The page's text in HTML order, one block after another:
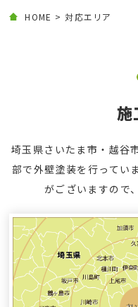
HOME 対応エリア
施
埼玉県さいたま市・越谷
部で外壁塗装を行ってい
がございますので